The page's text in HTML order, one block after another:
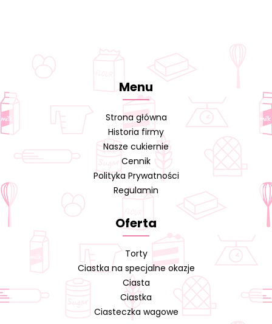
Menu
Strona główna
Historia firmy
Nasze cukiernie
Cennik
Polityka Prywatności
Regulamin
Oferta
Torty
Ciastka na specjalne okazje
Ciasta
Ciastka
Ciasteczka wagowe